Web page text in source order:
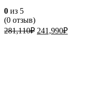
0 из 5
(0 отзыв)
281,110₽ Первоначальная
241,990₽Текущая